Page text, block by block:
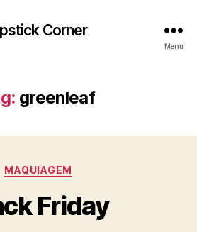
Corner
Menu
greenleaf
Categorias
MAQUIAGEM
Friday